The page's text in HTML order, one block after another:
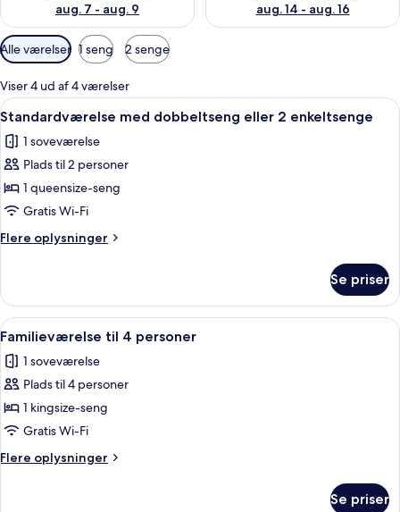
aug. 7 - aug. 9
aug. 14 - aug. 16
Tilgængelige
filtre
for
værelser
Alle værelser 1 seng 2 senge
Viser 4 ud af 4 værelser
Indlæs
alle
billeder
af
Standardværelse
med
dobbeltseng
eller
enkeltsenge
Et hotelværelse med to senge, et
3
Standardværelse med dobbeltseng eller 2 enkeltsenge
1 soveværelse
Plads til 2 personer
1 queensize-seng
Gratis Wi-Fi
Flere oplysninger
Flere
med
dobbeltseng
eller
enkeltsenge
Se priser
Indlæs
alle
billeder
af
Familieværelse
til
4
personer
Et moderne hotelværelse med
4
Familieværelse til 4 personer
1 soveværelse
Plads til 4 personer
1 kingsize-seng
Gratis Wi-Fi
Flere oplysninger
Flere
Se priser